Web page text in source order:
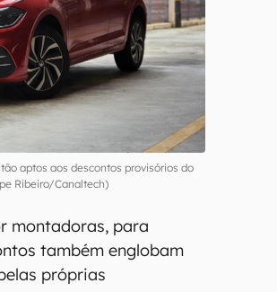
aptos aos descontos provisórios do
Ribeiro/Canaltech)
montadoras, para
também englobam
próprias